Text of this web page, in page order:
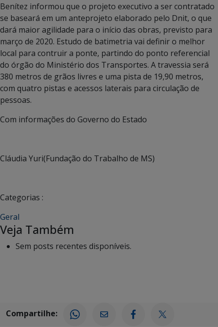
Benítez informou que o projeto executivo a ser contratado
se baseará em um anteprojeto elaborado pelo Dnit, o que
dará maior agilidade para o início das obras, previsto para
março de 2020. Estudo de batimetria vai definir o melhor
local para contruir a ponte, partindo do ponto referencial
do órgão do Ministério dos Transportes. A travessia será
380 metros de grãos livres e uma pista de 19,90 metros,
com quatro pistas e acessos laterais para circulação de
pessoas.
Com informações do Governo do Estado
Cláudia Yuri(Fundação do Trabalho de MS)
Categorias :
Geral
Veja Também
Sem posts recentes disponíveis.
Compartilhe: